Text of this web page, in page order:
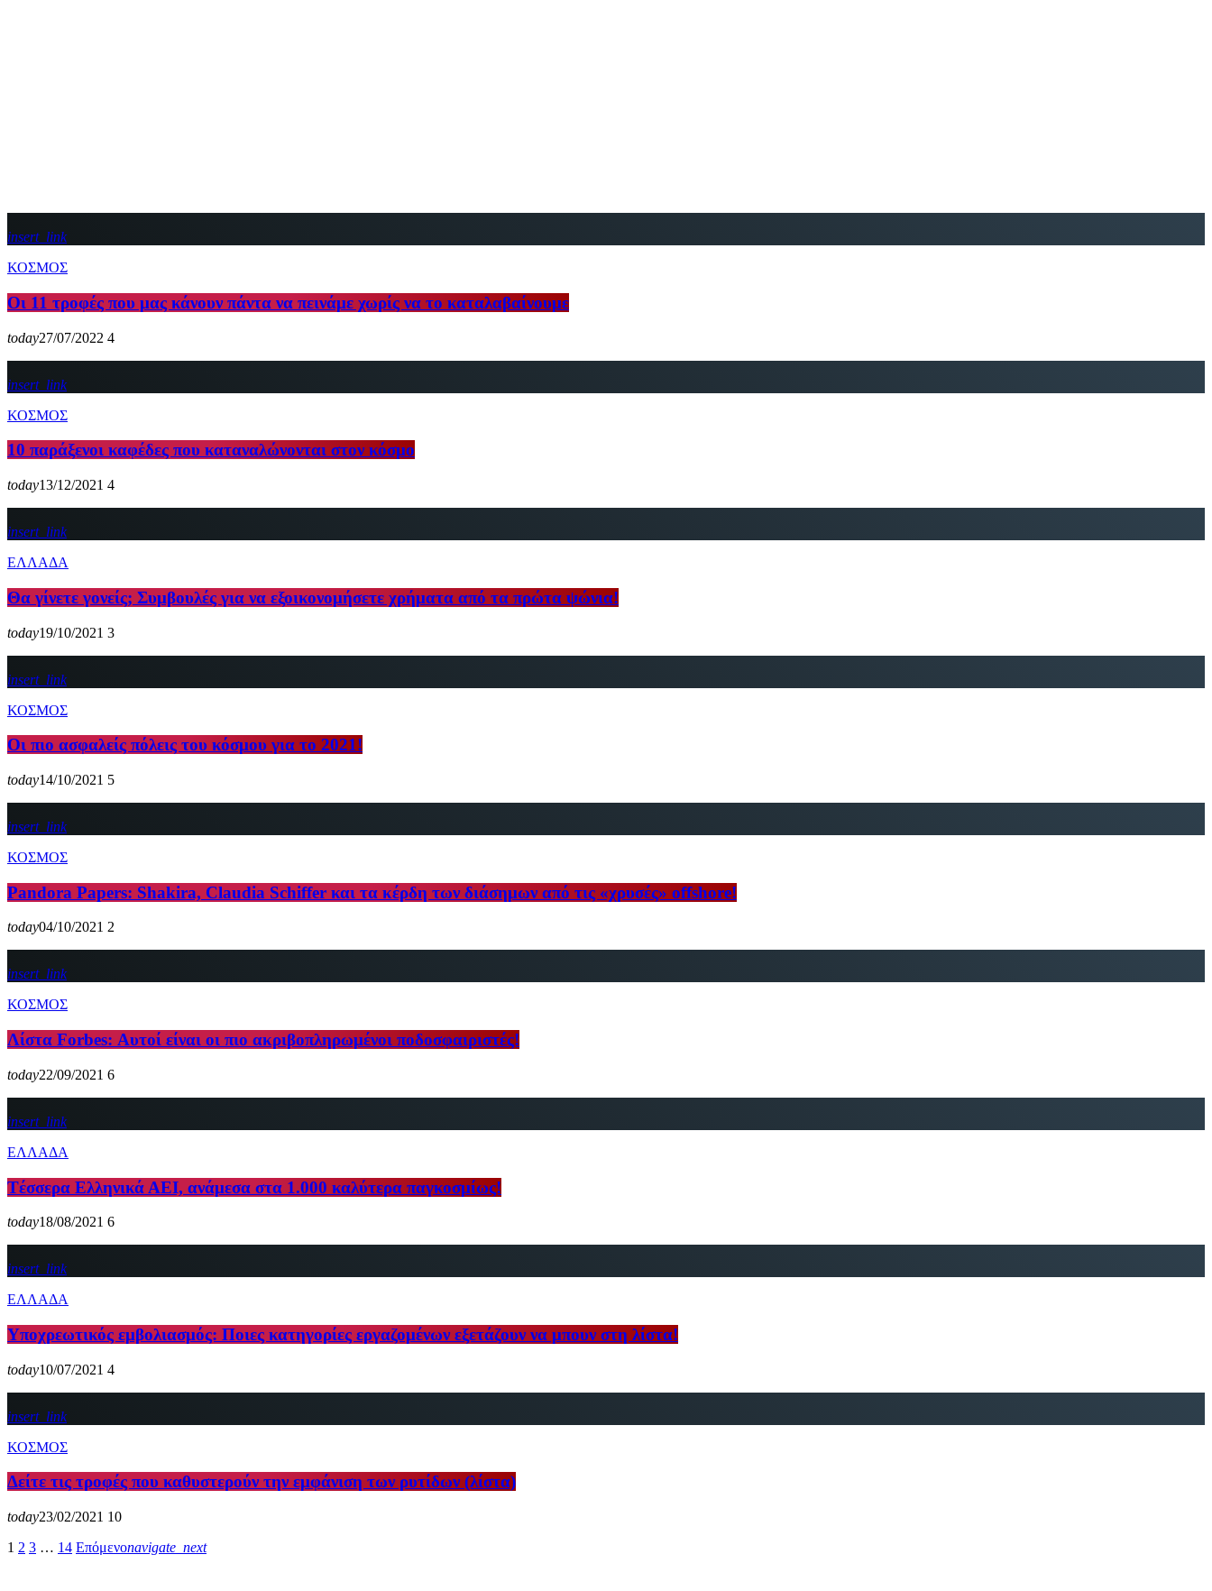
insert_link
ΚΟΣΜΟΣ
Οι 11 τροφές που μας κάνουν πάντα να πεινάμε χωρίς να το καταλαβαίνουμε
today27/07/2022 4
insert_link
ΚΟΣΜΟΣ
10 παράξενοι καφέδες που καταναλώνονται στον κόσμο
today13/12/2021 4
insert_link
ΕΛΛΑΔΑ
Θα γίνετε γονείς; Συμβουλές για να εξοικονομήσετε χρήματα από τα πρώτα ψώνια!
today19/10/2021 3
insert_link
ΚΟΣΜΟΣ
Οι πιο ασφαλείς πόλεις του κόσμου για το 2021!
today14/10/2021 5
insert_link
ΚΟΣΜΟΣ
Pandora Papers: Shakira, Claudia Schiffer και τα κέρδη των διάσημων από τις «χρυσές» offshore!
today04/10/2021 2
insert_link
ΚΟΣΜΟΣ
Λίστα Forbes: Αυτοί είναι οι πιο ακριβοπληρωμένοι ποδοσφαιριστές!
today22/09/2021 6
insert_link
ΕΛΛΑΔΑ
Tέσσερα Ελληνικά ΑΕΙ, ανάμεσα στα 1.000 καλύτερα παγκοσμίως!
today18/08/2021 6
insert_link
ΕΛΛΑΔΑ
Υποχρεωτικός εμβολιασμός: Ποιες κατηγορίες εργαζομένων εξετάζουν να μπουν στη λίστα!
today10/07/2021 4
insert_link
ΚΟΣΜΟΣ
Δείτε τις τροφές που καθυστερούν την εμφάνιση των ρυτίδων (λίστα)
today23/02/2021 10
1 2 3 … 14 Επόμενοnavigate_next